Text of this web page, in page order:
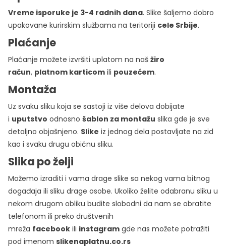
Vreme isporuke je 3-4 radnih dana. Slike šaljemo dobro
upakovane kurirskim službama na teritoriji cele Srbije.
Plaćanje
Plaćanje možete izvršiti uplatom na naš žiro
račun, platnom karticom ili pouzećem.
Montaža
Uz svaku sliku koja se sastoji iz više delova dobijate
i uputstvo odnosno šablon za montažu slika gde je sve
detaljno objašnjeno. Slike iz jednog dela postavljate na zid
kao i svaku drugu običnu sliku.
Slika po želji
Možemo izraditi i vama drage slike sa nekog vama bitnog
događaja ili sliku drage osobe. Ukoliko želite odabranu sliku u
nekom drugom obliku budite slobodni da nam se obratite
telefonom ili preko društvenih
mreža facebook ili instagram gde nas možete potražiti
pod imenom slikenaplatnu.co.rs